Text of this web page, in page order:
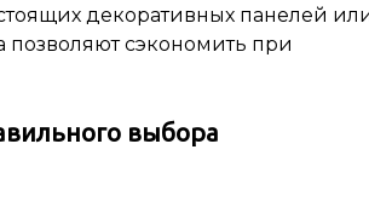
декоративных панелей
сэкономить при
выбора